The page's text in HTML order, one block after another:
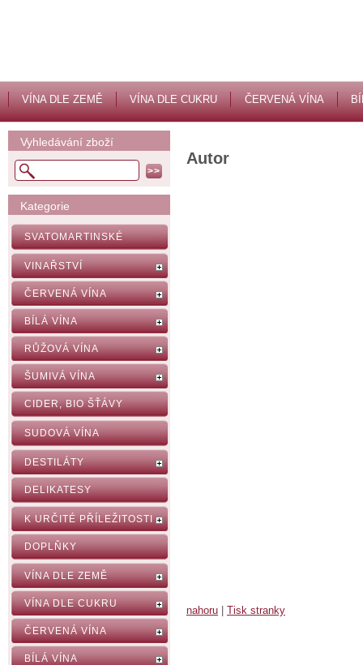
VÍNA DLE ZEMĚ VÍNA DLE CUKRU ČERVENÁ VÍNA
Autor
nahoru Tisk stranky
Vyhledávání zboží
Kategorie
SVATOMARTINSKÉ
VINAŘSTVÍ
ČERVENÁ VÍNA
BÍLÁ VÍNA
RŮŽOVÁ VÍNA
ŠUMIVÁ VÍNA
CIDER, BIO ŠŤÁVY
SUDOVÁ VÍNA
DESTILÁTY
DELIKATESY
K URČITÉ PŘÍLEŽITOSTI
DOPLŇKY
VÍNA DLE ZEMĚ
VÍNA DLE CUKRU
ČERVENÁ VÍNA
BÍLÁ VÍNA